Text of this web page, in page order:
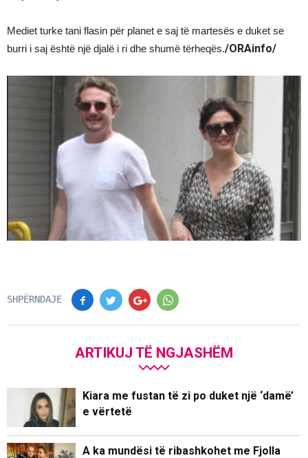
Mediet turke tani flasin për planet e saj të martesës e duket se
burri i saj është një djalë i ri dhe shumë tërheqës./ORAinfo/
SHPËRNDAJE
ARTIKUJ TË NGJASHËM
Kiara me fustan të zi po duket një ‘damë’
e vërtetë
A ka mundësi të ribashkohet me Fjolla